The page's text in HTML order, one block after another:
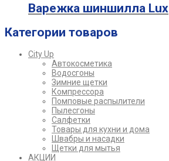
Варежка шиншилла Lux
Категории товаров
City Up
Автокосметика
Водосгоны
Зимние щетки
Компрессора
Помповые распылители
Пылесгоны
Салфетки
Товары для кухни и дома
Швабры и насадки
Щетки для мытья
АКЦИИ